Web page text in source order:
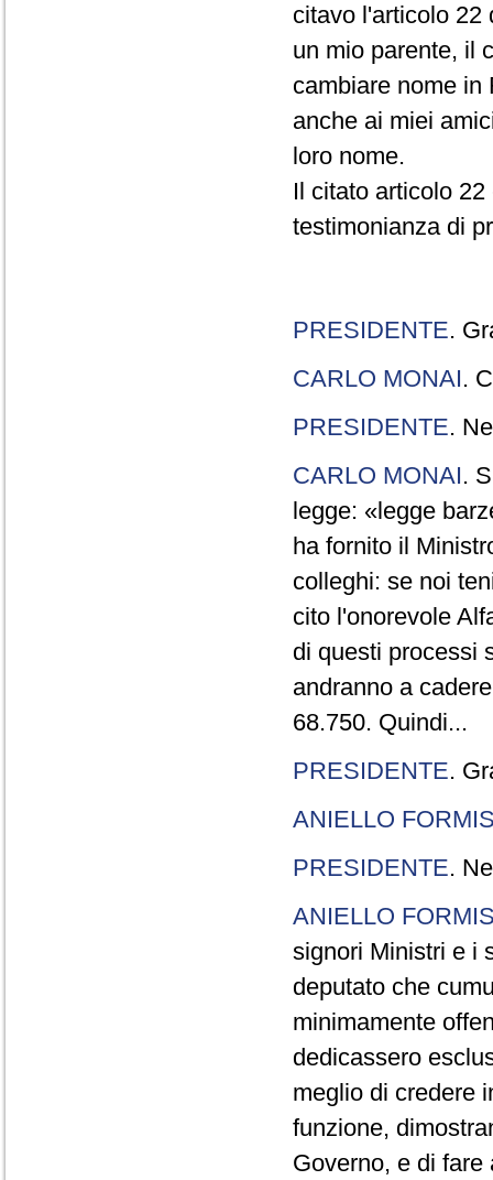
citavo l'articolo 22
un mio parente, il
cambiare nome in
anche ai miei
loro nome.
Il citato articolo
testimonianza di
PRESIDENTE.
CARLO MONAI.
PRESIDENTE.
CARLO MONAI.
legge: «legge
ha fornito il
colleghi: se noi
cito l'onorevole
di questi processi
andranno a
68.750. Quindi...
PRESIDENTE.
ANIELLO
PRESIDENTE.
ANIELLO
signori Ministri e i
deputato che
minimamente
dedicassero
meglio di credere
funzione,
Governo, e di